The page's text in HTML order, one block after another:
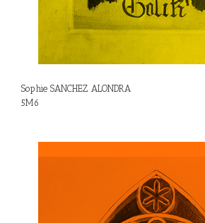
Sophie SANCHEZ ALONDRA
5M6